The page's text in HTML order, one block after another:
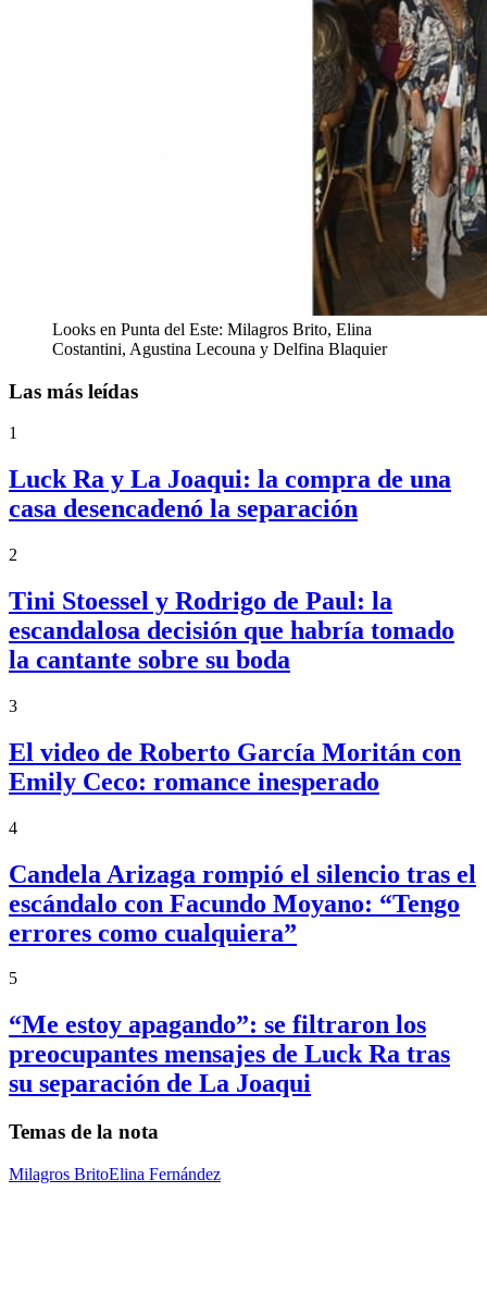
Looks en Punta del Este: Milagros Brito, Elina
Costantini, Agustina Lecouna y Delfina Blaquier
Las más leídas
1
Luck Ra y La Joaqui: la compra de una
casa desencadenó la separación
2
Tini Stoessel y Rodrigo de Paul: la
escandalosa decisión que habría tomado
la cantante sobre su boda
3
El video de Roberto García Moritán con
Emily Ceco: romance inesperado
4
Candela Arizaga rompió el silencio tras el
escándalo con Facundo Moyano: “Tengo
errores como cualquiera”
5
“Me estoy apagando”: se filtraron los
preocupantes mensajes de Luck Ra tras
su separación de La Joaqui
Temas de la nota
Milagros BritoElina Fernández